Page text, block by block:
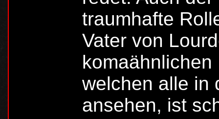
traumhafte
Vater von
welchen alle in
ansehen, ist